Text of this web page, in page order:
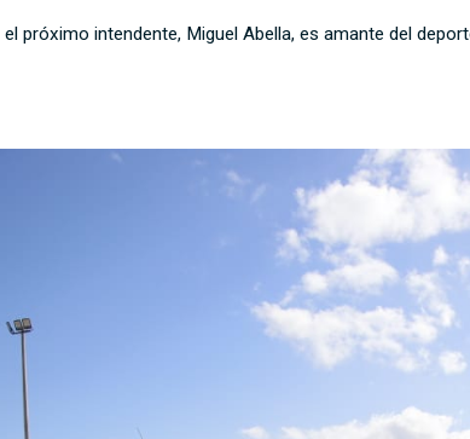
próximo intendente, Miguel Abella, es amante del